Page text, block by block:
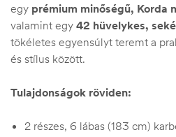
egy prémium minőségű, Korda
valamint egy 42 hüvelykes,
tökéletes egyensúlyt teremt a
és stílus között.
Tulajdonságok röviden:
2 részes, 6 lábas (183 cm)